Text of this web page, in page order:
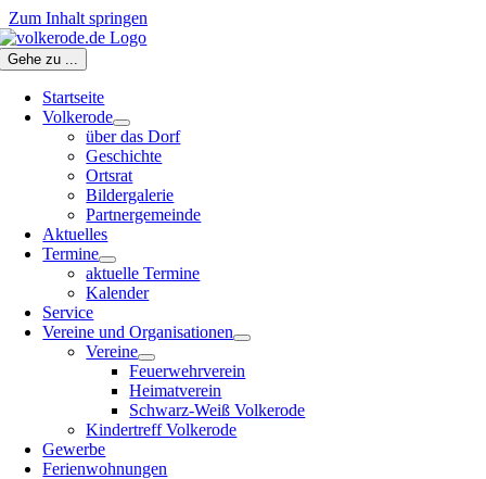
Zum Inhalt springen
Gehe zu ...
Startseite
Volkerode
über das Dorf
Geschichte
Ortsrat
Bildergalerie
Partnergemeinde
Aktuelles
Termine
aktuelle Termine
Kalender
Service
Vereine und Organisationen
Vereine
Feuerwehrverein
Heimatverein
Schwarz-Weiß Volkerode
Kindertreff Volkerode
Gewerbe
Ferienwohnungen